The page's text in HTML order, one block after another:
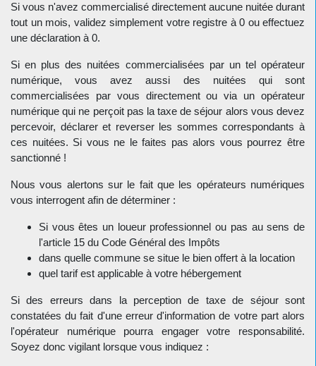
Si vous n'avez commercialisé directement aucune nuitée durant
tout un mois, validez simplement votre registre à 0 ou effectuez
une déclaration à 0.
Si en plus des nuitées commercialisées par un tel opérateur
numérique, vous avez aussi des nuitées qui sont
commercialisées par vous directement ou via un opérateur
numérique qui ne perçoit pas la taxe de séjour alors vous devez
percevoir, déclarer et reverser les sommes correspondants à
ces nuitées. Si vous ne le faites pas alors vous pourrez être
sanctionné !
Nous vous alertons sur le fait que les opérateurs numériques
vous interrogent afin de déterminer :
Si vous êtes un loueur professionnel ou pas au sens de
l'article 15 du Code Général des Impôts
dans quelle commune se situe le bien offert à la location
quel tarif est applicable à votre hébergement
Si des erreurs dans la perception de taxe de séjour sont
constatées du fait d'une erreur d'information de votre part alors
l'opérateur numérique pourra engager votre responsabilité.
Soyez donc vigilant lorsque vous indiquez :